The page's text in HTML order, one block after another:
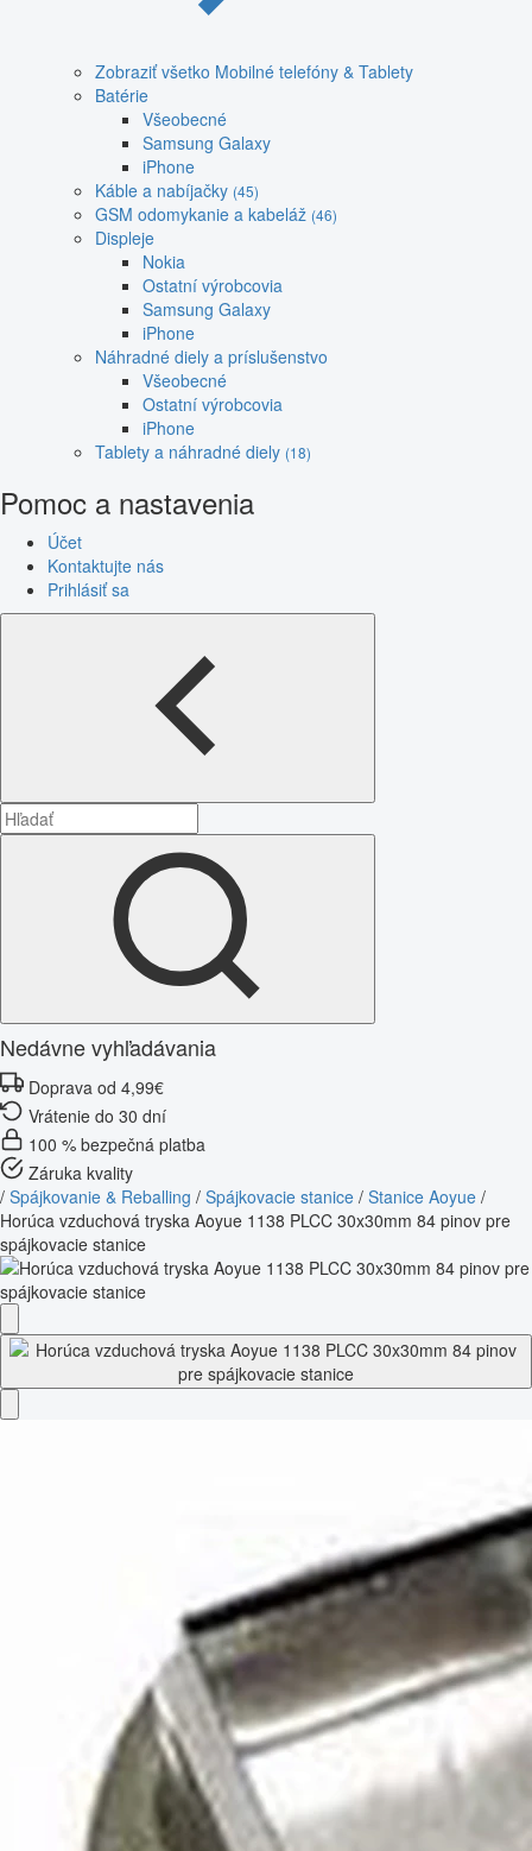
Zobraziť všetko Mobilné telefóny & Tablety
Batérie
Všeobecné
Samsung Galaxy
iPhone
Káble a nabíjačky (45)
GSM odomykanie a kabeláž (46)
Displeje
Nokia
Ostatní výrobcovia
Samsung Galaxy
iPhone
Náhradné diely a príslušenstvo
Všeobecné
Ostatní výrobcovia
iPhone
Tablety a náhradné diely (18)
Pomoc a nastavenia
Účet
Kontaktujte nás
Prihlásiť sa
Nedávne vyhľadávania
Doprava od 4,99€
Vrátenie do 30 dní
100 % bezpečná platba
Záruka kvality
/ Spájkovanie & Reballing / Spájkovacie stanice / Stanice Aoyue /
Horúca vzduchová tryska Aoyue 1138 PLCC 30x30mm 84 pinov pre
spájkovacie stanice